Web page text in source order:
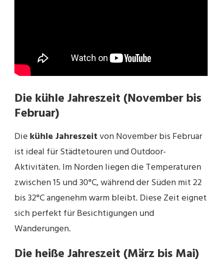
Die kühle Jahreszeit (November bis
Februar)
Die kühle Jahreszeitvon November bis Februar
ist ideal für Städtetouren und Outdoor-
Aktivitäten. Im Norden liegen die Temperaturen
zwischen 15 und 30°C, während der Süden mit 22
bis 32°C angenehm warm bleibt. Diese Zeit eignet
sich perfekt für Besichtigungen und
Wanderungen.
Die heiße Jahreszeit (März bis Mai)